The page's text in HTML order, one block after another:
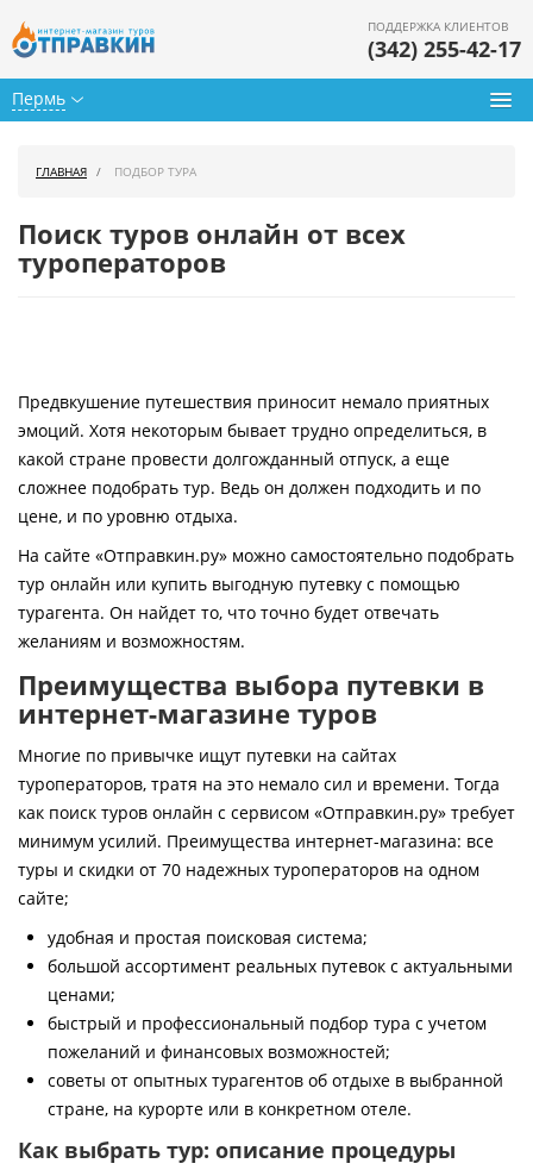
Пермь
ПОДДЕРЖКА КЛИЕНТОВ
(342) 255-42-17
Горящие туры
Страны
Как купить
Контакты
ГЛАВНАЯ ПОДБОР ТУРА
Поиск туров онлайн от всех
туроператоров
Предвкушение путешествия приносит немало приятных
эмоций. Хотя некоторым бывает трудно определиться, в
какой стране провести долгожданный отпуск, а еще
сложнее подобрать тур. Ведь он должен подходить и по
цене, и по уровню отдыха.
На сайте «Отправкин.ру» можно самостоятельно подобрать
тур онлайн или купить выгодную путевку с помощью
турагента. Он найдет то, что точно будет отвечать
желаниям и возможностям.
Преимущества выбора путевки в
интернет-магазине туров
Многие по привычке ищут путевки на сайтах
туроператоров, тратя на это немало сил и времени. Тогда
как поиск туров онлайн с сервисом «Отправкин.ру» требует
минимум усилий. Преимущества интернет-магазина: все
туры и скидки от 70 надежных туроператоров на одном
сайте;
удобная и простая поисковая система;
большой ассортимент реальных путевок с актуальными
ценами;
быстрый и профессиональный подбор тура с учетом
пожеланий и финансовых возможностей;
советы от опытных турагентов об отдыхе в выбранной
стране, на курорте или в конкретном отеле.
Как выбрать тур: описание процедуры